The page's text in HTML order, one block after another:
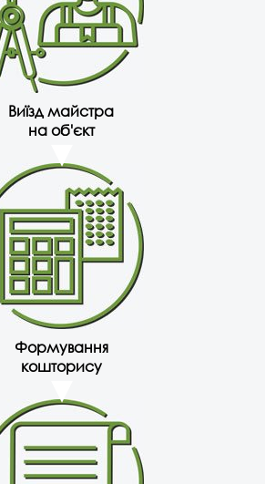
Виїзд майстра
на об'єкт
Формування
кошторису